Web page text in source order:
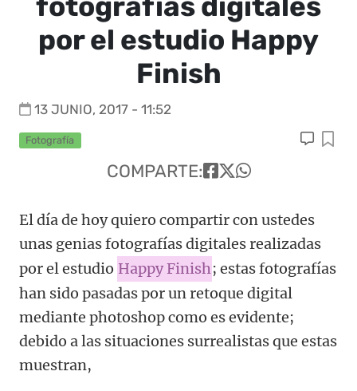
por el estudio Happy
Finish
13 JUNIO, 2017 - 11:52
Fotografía
COMPARTE:
El día de hoy quiero compartir con ustedes
unas genias fotografías digitales realizadas
por el estudio Happy Finish; estas fotografías
han sido pasadas por un retoque digital
mediante photoshop como es evidente;
debido a las situaciones surrealistas que estas
muestran,